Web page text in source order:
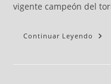
vigente campeón del
Continuar Leyendo